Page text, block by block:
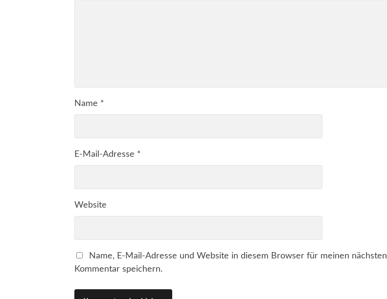
Name *
E-Mail-Adresse *
Website
Name, E-Mail-Adresse und Website in diesem Browser für meinen nächsten
Kommentar speichern.